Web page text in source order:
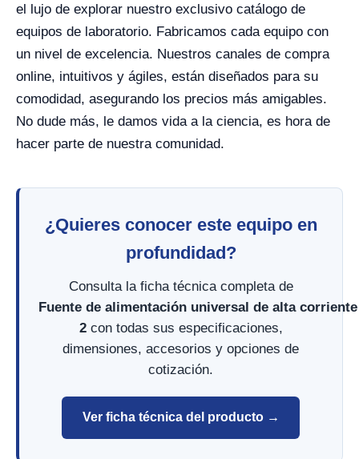
el lujo de explorar nuestro exclusivo catálogo de
equipos de laboratorio. Fabricamos cada equipo con
un nivel de excelencia. Nuestros canales de compra
online, intuitivos y ágiles, están diseñados para su
comodidad, asegurando los precios más amigables.
No dude más, le damos vida a la ciencia, es hora de
hacer parte de nuestra comunidad.
¿Quieres conocer este equipo en
profundidad?
Consulta la ficha técnica completa de
Fuente de alimentación universal de alta corriente
2con todas sus especificaciones,
dimensiones, accesorios y opciones de
cotización.
Ver ficha técnica del producto →